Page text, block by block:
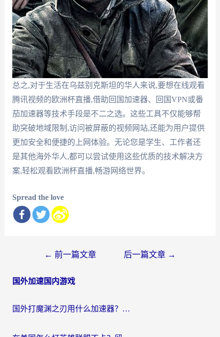
总之,对于生活在乌兹别克斯坦的华人来说,要想在线观看
腾讯视频的欧洲杯直播,借助回国加速器、回国VPN或番
茄加速器等技术手段是不二之选。这些工具不仅能够帮
助突破地域限制,访问被屏蔽的视频网站,还能为用户提供
更加安全和便捷的上网体验。无论您是学生、工作者还
是其他海外华人,都可以尝试使用这些优质的技术解决方
案,轻松观看欧洲杯直播,畅游网络世界。
Spread the love
导
← 前一篇文章 后一篇文章 →
国外加速国内游戏
国外打魔渊之刃用什么加速器？2026海外玩家国服游戏加速全攻略（附闪耀暖暖&复苏的魔女避坑指南）